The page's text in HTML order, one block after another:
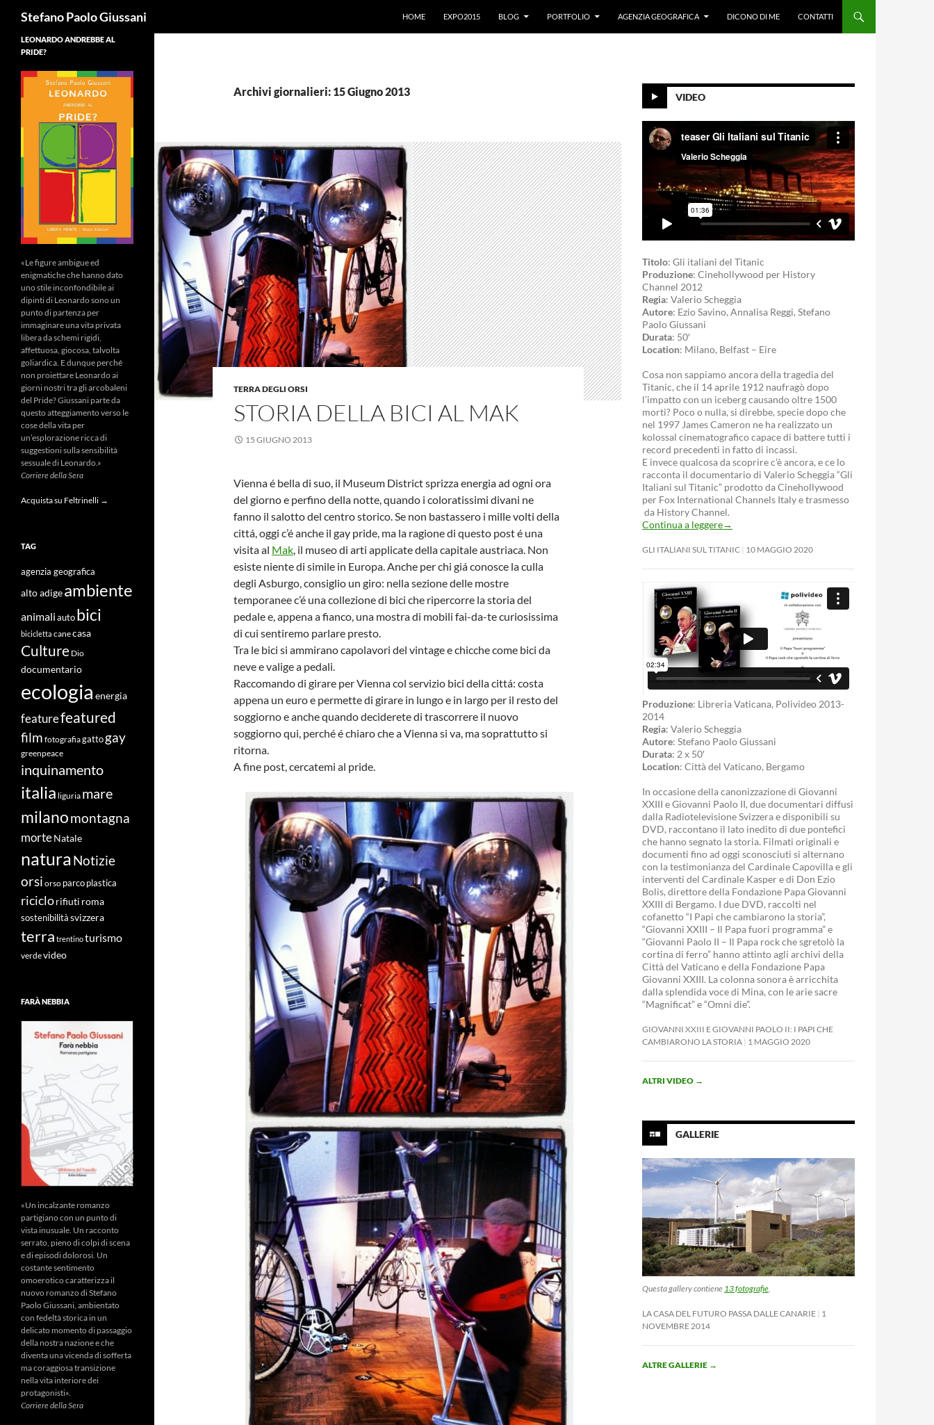
Stefano Paolo Giussani
HOME
EXPO2015 BLOG PORTFOLIO AGENZIA GEOGRAFICA DICONO DI ME CONTATTI
Archivi giornalieri: 15 Giugno 2013
TERRA DEGLI ORSI
STORIA DELLA BICI AL MAK
15 GIUGNO 2013
Vienna é bella di suo, il Museum District sprizza energia ad ogni ora
del giorno e perfino della notte, quando i coloratissimi divani ne
fanno il salotto del centro storico. Se non bastassero i mille volti della
cittá, oggi c’é anche il gay pride, ma la ragione di questo post é una
visita al Mak, il museo di arti applicate della capitale austriaca. Non
esiste niente di simile in Europa. Anche per chi giá conosce la culla
degli Asburgo, consiglio un giro: nella sezione delle mostre
temporanee c’é una collezione di bici che ripercorre la storia del
pedale e, appena a fianco, una mostra di mobili fai-da-te curiosissima
di cui sentiremo parlare presto.
Tra le bici si ammirano capolavori del vintage e chicche come bici da
neve e valige a pedali.
Raccomando di girare per Vienna col servizio bici della cittá: costa
appena un euro e permette di girare in lungo e in largo per il resto del
soggiorno e anche quando deciderete di trascorrere il nuovo
soggiorno qui, perché é chiaro che a Vienna si va, ma soprattutto si
ritorna.
A fine post, cercatemi al pride.
VIDEO
Titolo: Gli italiani del Titanic
Produzione: Cinehollywood per History
Channel 2012
Regia: Valerio Scheggia
Autore: Ezio Savino, Annalisa Reggi, Stefano
Paolo Giussani
Durata: 50′
Location: Milano, Belfast – Eire
Cosa non sappiamo ancora della tragedia del
Titanic, che il 14 aprile 1912 naufragò dopo
l’impatto con un iceberg causando oltre 1500
morti? Poco o nulla, si direbbe, specie dopo che
nel 1997 James Cameron ne ha realizzato un
kolossal cinematografico capace di battere tutti i
record precedenti in fatto di incassi.
E invece qualcosa da scoprire c’è ancora, e ce lo
racconta il documentario di Valerio Scheggia “Gli
Italiani sul Titanic” prodotto da Cinehollywood
per Fox International Channels Italy e trasmesso
da History Channel.
Continua a leggere→
GLI ITALIANI SUL TITANIC 10 MAGGIO 2020
Produzione: Libreria Vaticana, Polivideo 2013-
2014
Regia: Valerio Scheggia
Autore: Stefano Paolo Giussani
Durata: 2 x 50′
Location: Città del Vaticano, Bergamo
In occasione della canonizzazione di Giovanni
XXIII e Giovanni Paolo II, due documentari diffusi
dalla Radiotelevisione Svizzera e disponibili su
DVD, raccontano il lato inedito di due pontefici
che hanno segnato la storia. Filmati originali e
documenti fino ad oggi sconosciuti si alternano
con la testimonianza del Cardinale Capovilla e gli
interventi del Cardinale Kasper e di Don Ezio
Bolis, direttore della Fondazione Papa Giovanni
XXIII di Bergamo. I due DVD, raccolti nel
cofanetto “I Papi che cambiarono la storia”,
“Giovanni XXIII – Il Papa fuori programma” e
“Giovanni Paolo II – Il Papa rock che sgretolò la
cortina di ferro” hanno attinto agli archivi della
Città del Vaticano e della Fondazione Papa
Giovanni XXIII. La colonna sonora è arricchita
dalla splendida voce di Mina, con le arie sacre
“Magnificat” e “Omni die”.
GIOVANNI XXIII E GIOVANNI PAOLO II: I PAPI CHE
CAMBIARONO LA STORIA 1 MAGGIO 2020
ALTRI VIDEO →
GALLERIE
Questa gallery contiene 13 fotografie.
LA CASA DEL FUTURO PASSA DALLE CANARIE 1
NOVEMBRE 2014
ALTRE GALLERIE →
LEONARDO ANDREBBE AL
PRIDE?
«Le figure ambigue ed
enigmatiche che hanno dato
uno stile inconfondibile ai
dipinti di Leonardo sono un
punto di partenza per
immaginare una vita privata
libera da schemi rigidi,
affettuosa, giocosa, talvolta
goliardica. E dunque perché
non proiettare Leonardo ai
giorni nostri tra gli arcobaleni
del Pride? Giussani parte da
questo atteggiamento verso le
cose della vita per
un’esplorazione ricca di
suggestioni sulla sensibilità
sessuale di Leonardo.»
Corriere della Sera
Acquista su Feltrinelli →
TAG
agenzia geografica
alto adigeambiente
animali auto bici
bicicletta canecasa
Culture Dio
documentario
ecologia energia
featurefeatured
film fotografiagatto gay
greenpeace
inquinamento
italia liguria mare
milanomontagna
morteNatale
naturaNotizie
orsi orso parco plastica
riciclorifiuti roma
sostenibilità svizzera
terra trentinoturismo
verdevideo
FARÀ NEBBIA
«Un incalzante romanzo
partigiano con un punto di
vista inusuale. Un racconto
serrato, pieno di colpi di scena
e di episodi dolorosi. Un
costante sentimento
omoerotico caratterizza il
nuovo romanzo di Stefano
Paolo Giussani, ambientato
con fedeltà storica in un
delicato momento di passaggio
della nostra nazione e che
diventa una vicenda di sofferta
ma coraggiosa transizione
nella vita interiore dei
protagonisti».
Corriere della Sera